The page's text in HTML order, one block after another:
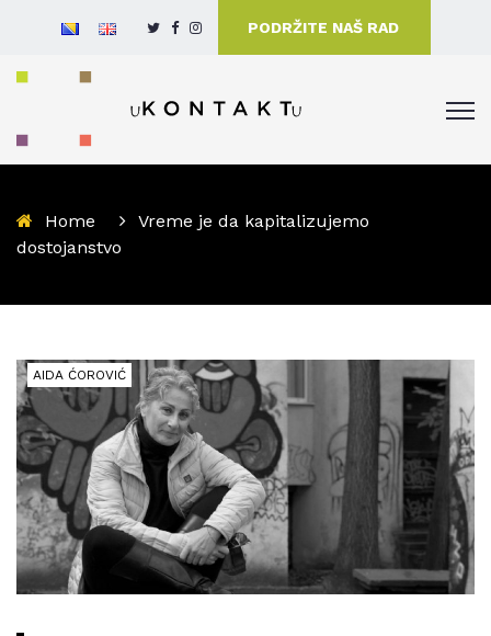
PODRŽITE NAŠ RAD
Home
Vreme je da kapitalizujemo
dostojanstvo
AIDA ĆOROVIĆ